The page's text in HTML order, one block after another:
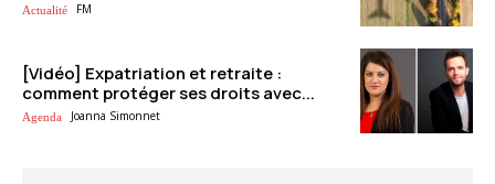
Actualité FM
[Vidéo] Expatriation et retraite :
comment protéger ses droits avec...
Agenda Joanna Simonnet